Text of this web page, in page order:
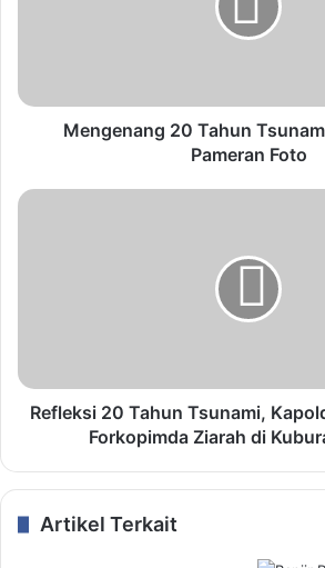
Mengenang 20 Tahun
Pameran Foto
Refleksi 20 Tahun Tsunami,
Forkopimda Ziarah di
Artikel Terkait